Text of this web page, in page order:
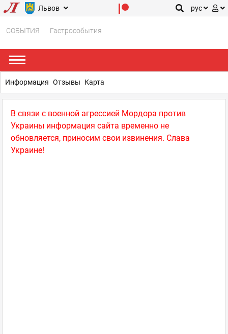
Львов рус
СОБЫТИЯ Гастрособытия
В связи с военной агрессией Мордора против
Украины информация сайта временно не
обновляется, приносим свои извинения. Слава
Украине!
Информация Отзывы Карта